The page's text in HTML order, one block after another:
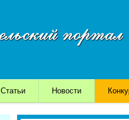
Статьи Новости